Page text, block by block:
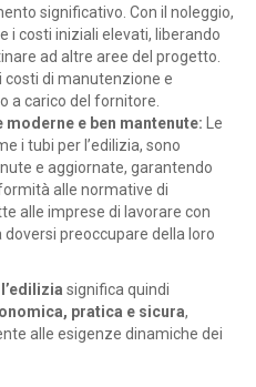
significativo. Con il noleggio,
i costi iniziali elevati, liberando
ad altre aree del progetto.
costi di manutenzione e
a carico del fornitore.
e ben mantenute: Le
i tubi per l’edilizia, sono
e aggiornate, garantendo
alle normative di
alle imprese di lavorare con
preoccupare della loro
significa quindi
pratica e sicura,
alle esigenze dinamiche dei